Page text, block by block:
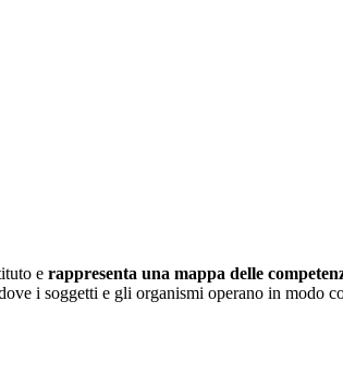
e rappresenta una mappa delle
i soggetti e gli organismi operano in